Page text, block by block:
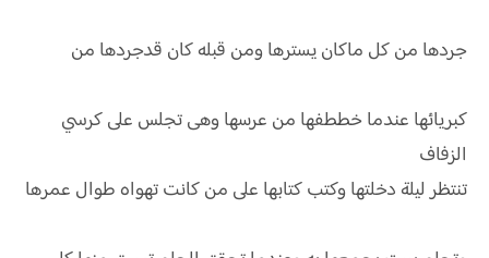
جردها من كل ماكان يسترها ومن قبله كان قدجردها من
كبريائها عندما خططفها من عرسها وهى تجلس على كرسي
الزفاف
تنتظر ليلة دخلتها وكتب كتابها على من كانت تهواه طوال عمرها